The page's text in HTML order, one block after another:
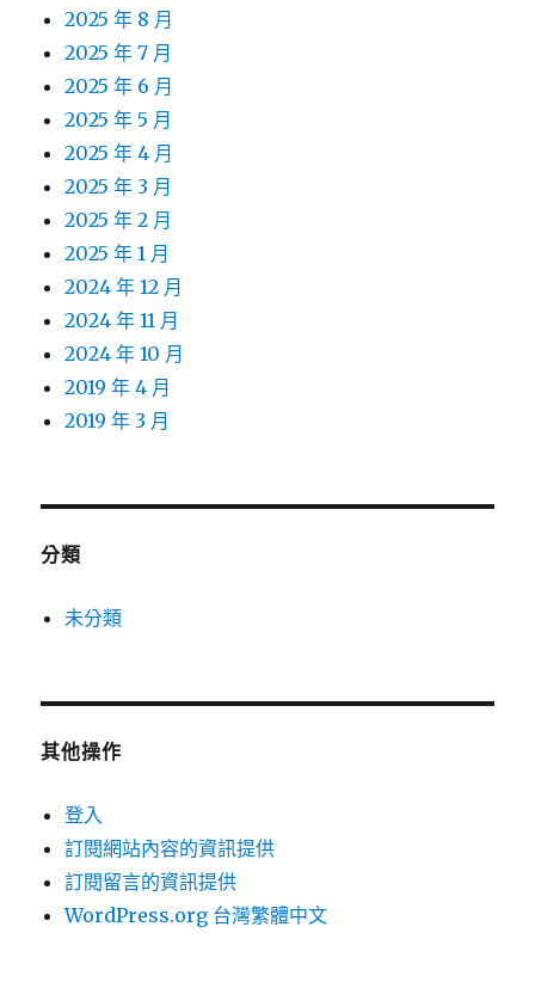
2025 年 8 月
2025 年 7 月
2025 年 6 月
2025 年 5 月
2025 年 4 月
2025 年 3 月
2025 年 2 月
2025 年 1 月
2024 年 12 月
2024 年 11 月
2024 年 10 月
2019 年 4 月
2019 年 3 月
分類
未分類
其他操作
登入
訂閱網站內容的資訊提供
訂閱留言的資訊提供
WordPress.org 台灣繁體中文